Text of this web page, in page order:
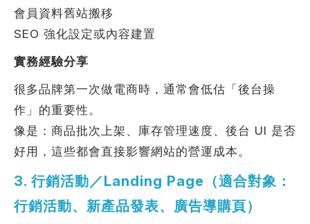
會員資料舊站搬移
SEO 強化設定或內容建置
實務經驗分享
很多品牌第一次做電商時，通常會低估「後台操
作」的重要性。
像是：商品批次上架、庫存管理速度、後台 UI 是否
好用，這些都會直接影響網站的營運成本。
3. 行銷活動／Landing Page（適合對象：
行銷活動、新產品發表、廣告導購頁）